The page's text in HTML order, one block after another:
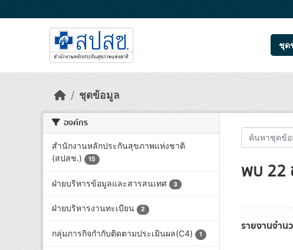
ชุด
ชุดข้อมูล
องค์กร
สำนักงานหลักประกันสุขภาพแห่งชาติ
(สปสช.)
15
ฝ่ายบริหารข้อมูลและสารสนเทศ 3
ฝ่ายบริหารงานทะเบียน 2
กลุ่มภารกิจกำกับติดตามประเมินผล(C4) 1
พบ 22
รายงานจำน